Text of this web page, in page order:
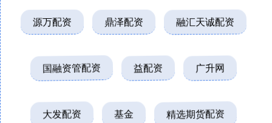
源万配资 鼎泽配资 融汇天诚配资
国融资管配资 益配资 广升网
大发配资 基金 精选期货配资